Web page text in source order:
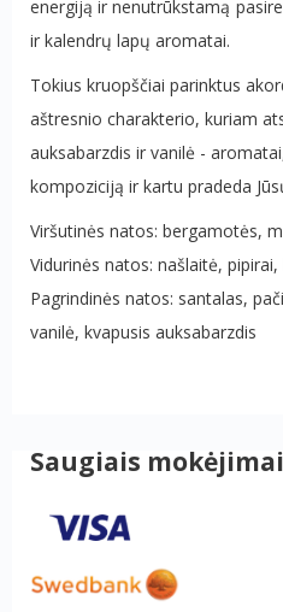
energiją ir nenutrūkstamą
ir kalendrų lapų aromatai.
Tokius kruopščiai parinktus
aštresnio charakterio, kuriam
auksabarzdis ir vanilė -
kompoziciją ir kartu pradeda
Viršutinės natos: bergamotės,
Vidurinės natos: našlaitė,
Pagrindinės natos: santalas,
vanilė, kvapusis auksabarzdis
Saugiais